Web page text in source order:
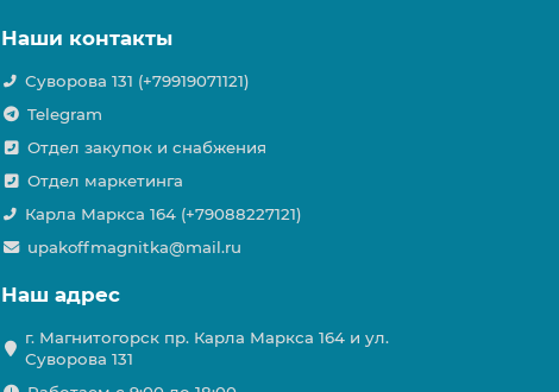
Наши контакты
Суворова 131 (+79919071121)
Telegram
Отдел закупок и снабжения
Отдел маркетинга
Карла Маркса 164 (+79088227121)
upakoffmagnitka@mail.ru
Наш адрес
г. Магнитогорск пр. Карла Маркса 164 и ул.
Суворова 131